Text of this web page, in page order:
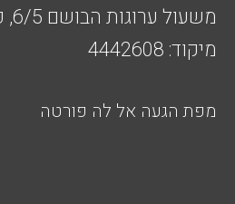
משעול ערוגות הבושם 6/5, כפר סבא
מיקוד: 4442608
מפת הגעה אל לה פורטה